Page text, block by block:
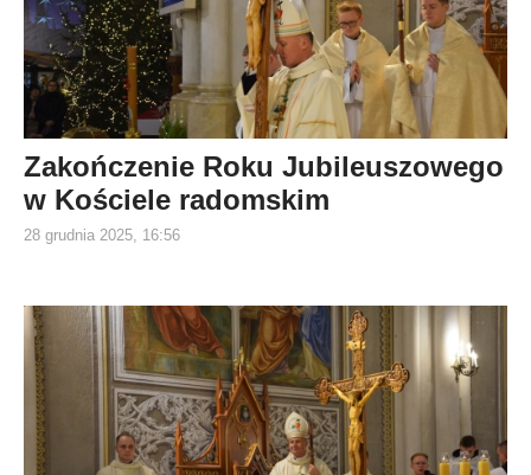
Zakończenie Roku Jubileuszowego
w Kościele radomskim
28 grudnia 2025, 16:56